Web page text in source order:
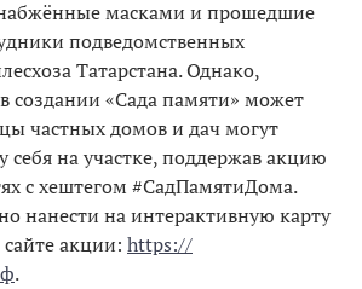
масками и прошедшие
подведомственных
Татарстана. Однако,
создании «Сада памяти» может
частных домов и дач могут
себя на участке, поддержав акцию
с хештегом #СадПамятиДома.
нанести на интерактивную карту
акции: https://
.